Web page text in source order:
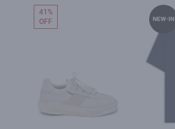
41%
OFF
NEW-IN